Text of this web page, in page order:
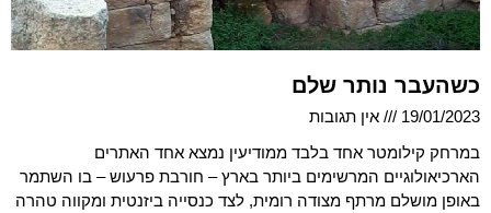
כשהעבר נותר שלם
19/01/2023
אין תגובות
במרחק קילומטר אחד בלבד ממודיעין נמצא אחד האתרים
הארכיאולוגיים המרשימים ביותר בארץ – חורבת פרעוש – בו השתמר
באופן מושלם מרתף מצודה רומית, לצד כנסייה ביזנטית ומקווה טהרה